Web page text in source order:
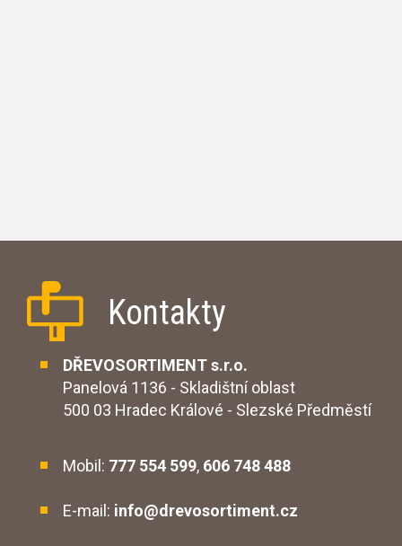
Kontakty
DŘEVOSORTIMENT s.r.o.
Panelová 1136 - Skladištní oblast
500 03 Hradec Králové - Slezské Předměstí
Mobil: 777 554 599, 606 748 488
E-mail: info@drevosortiment.cz